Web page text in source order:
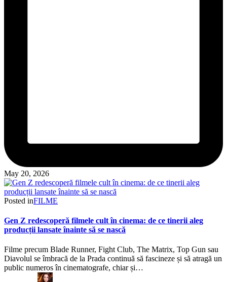
May 20, 2026
Posted inFILME
Gen Z redescoperă filmele cult în cinema: de ce tinerii aleg
producții lansate înainte să se nască
Filme precum Blade Runner, Fight Club, The Matrix, Top Gun sau
Diavolul se îmbracă de la Prada continuă să fascineze și să atragă un
public numeros în cinematografe, chiar și…